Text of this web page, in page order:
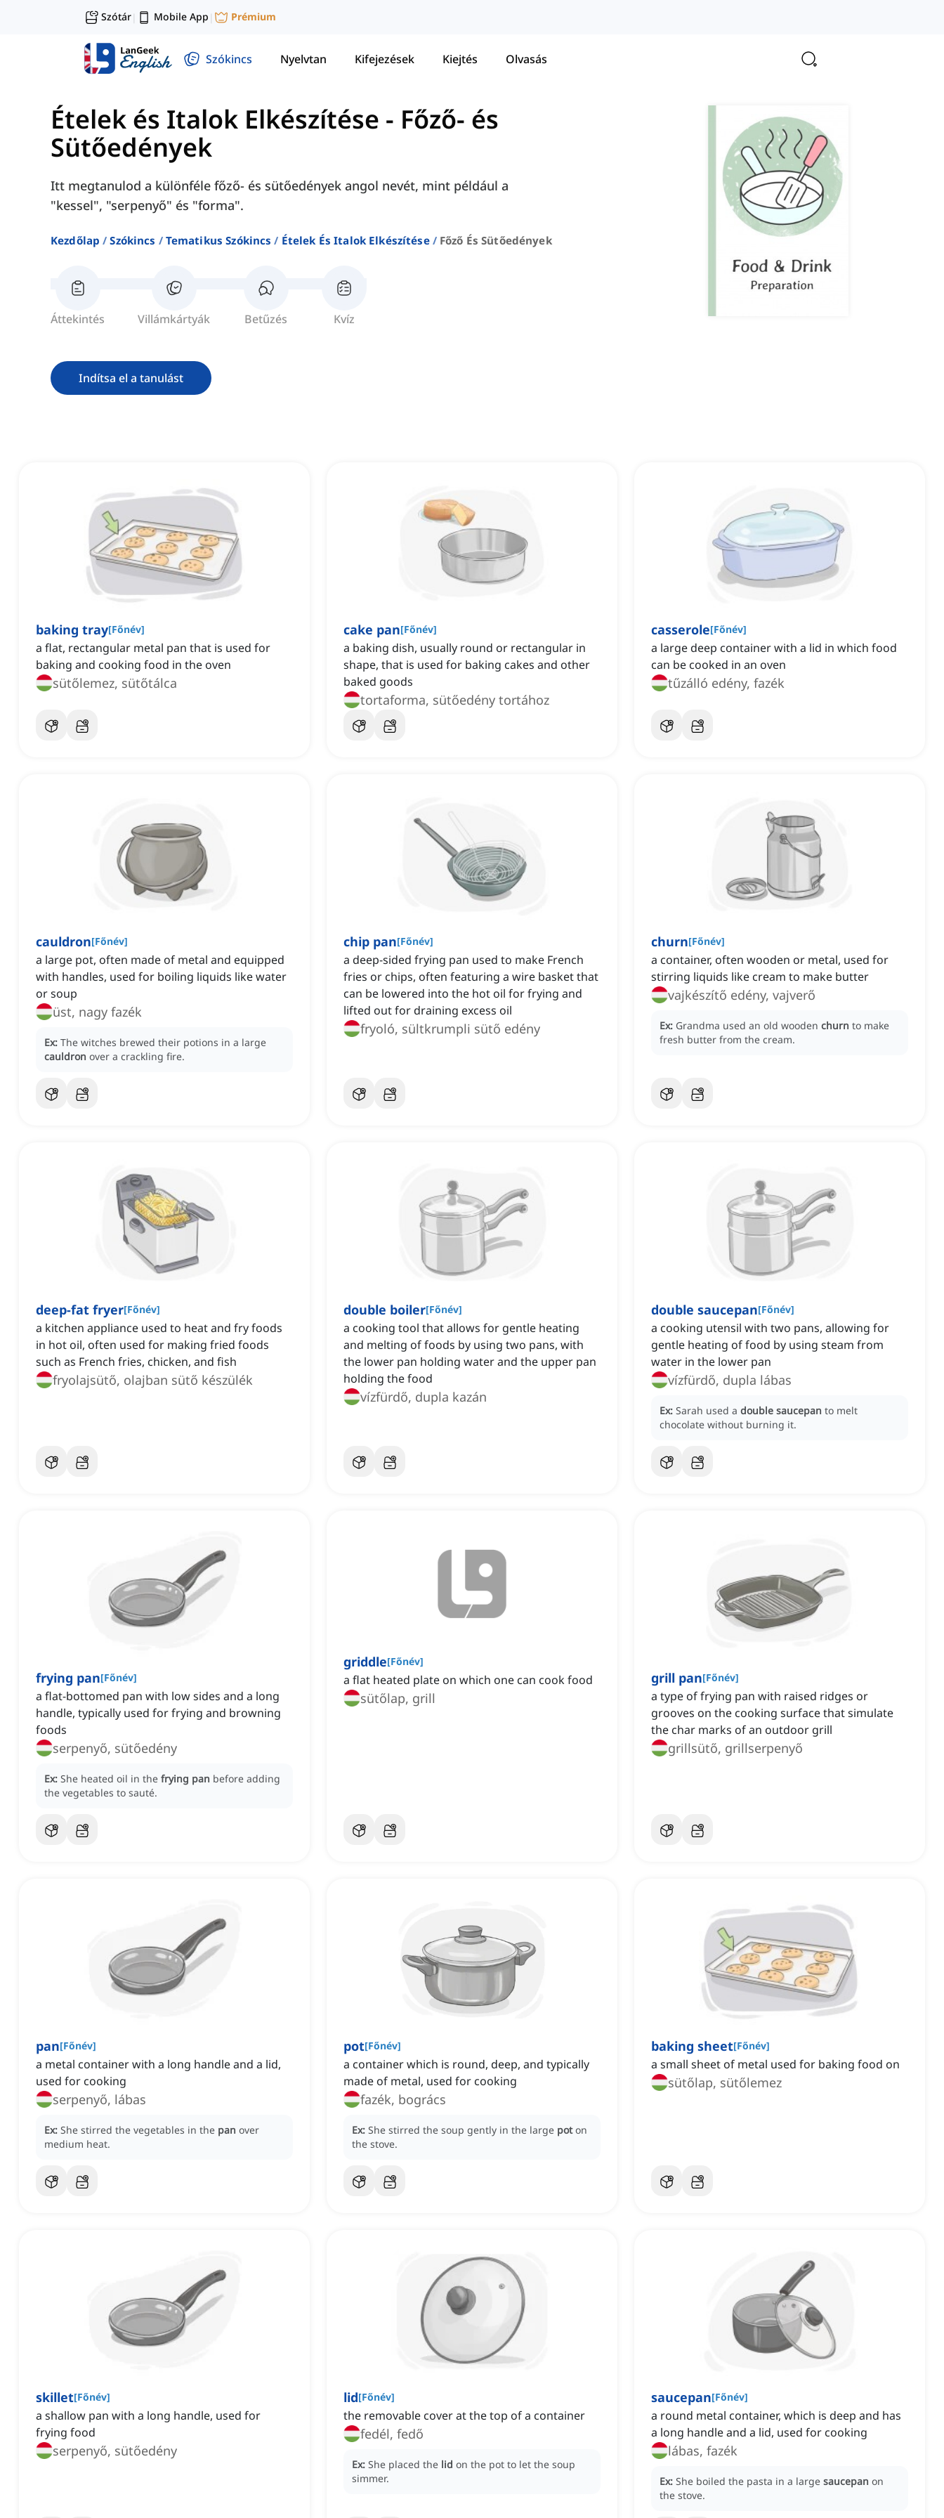
Szótár| Mobile App | Prémium
Szókincs Nyelvtan Kifejezések Kiejtés Olvasás
Ételek és Italok Elkészítése - Főző- és
Sütőedények
Itt megtanulod a különféle főző- és sütőedények angol nevét, mint például a
"kessel", "serpenyő" és "forma".
Kezdőlap Szókincs Tematikus Szókincs Ételek És Italok Elkészítése Főző És Sütőedények
Áttekintés Villámkártyák Betűzés Kvíz
Indítsa el a tanulást
baking tray[Főnév]
a flat, rectangular metal pan that is used for
baking and cooking food in the oven
sütőlemez, sütőtálca
cake pan[Főnév]
a baking dish, usually round or rectangular in
shape, that is used for baking cakes and other
baked goods
tortaforma, sütőedény tortához
casserole[Főnév]
a large deep container with a lid in which food
can be cooked in an oven
tűzálló edény, fazék
cauldron[Főnév]
a large pot, often made of metal and equipped
with handles, used for boiling liquids like water
or soup
üst, nagy fazék
Ex: The witches brewed their potions in a large
cauldron over a crackling fire.
chip pan[Főnév]
a deep-sided frying pan used to make French
fries or chips, often featuring a wire basket that
can be lowered into the hot oil for frying and
lifted out for draining excess oil
fryoló, sültkrumpli sütő edény
churn[Főnév]
a container, often wooden or metal, used for
stirring liquids like cream to make butter
vajkészítő edény, vajverő
Ex: Grandma used an old wooden churn to make
fresh butter from the cream.
deep-fat fryer[Főnév]
a kitchen appliance used to heat and fry foods
in hot oil, often used for making fried foods
such as French fries, chicken, and fish
fryolajsütő, olajban sütő készülék
double boiler[Főnév]
a cooking tool that allows for gentle heating
and melting of foods by using two pans, with
the lower pan holding water and the upper pan
holding the food
vízfürdő, dupla kazán
double saucepan[Főnév]
a cooking utensil with two pans, allowing for
gentle heating of food by using steam from
water in the lower pan
vízfürdő, dupla lábas
Ex: Sarah used a double saucepan to melt
chocolate without burning it.
frying pan[Főnév]
a flat-bottomed pan with low sides and a long
handle, typically used for frying and browning
foods
serpenyő, sütőedény
Ex: She heated oil in the frying pan before adding
the vegetables to sauté.
griddle[Főnév]
a flat heated plate on which one can cook food
sütőlap, grill
grill pan[Főnév]
a type of frying pan with raised ridges or
grooves on the cooking surface that simulate
the char marks of an outdoor grill
grillsütő, grillserpenyő
pan[Főnév]
a metal container with a long handle and a lid,
used for cooking
serpenyő, lábas
Ex: She stirred the vegetables in the pan over
medium heat.
pot[Főnév]
a container which is round, deep, and typically
made of metal, used for cooking
fazék, bogrács
Ex: She stirred the soup gently in the large pot on
the stove.
baking sheet[Főnév]
a small sheet of metal used for baking food on
sütőlap, sütőlemez
skillet[Főnév]
a shallow pan with a long handle, used for
frying food
serpenyő, sütőedény
lid[Főnév]
the removable cover at the top of a container
fedél, fedő
Ex: She placed the lid on the pot to let the soup
simmer.
saucepan[Főnév]
a round metal container, which is deep and has
a long handle and a lid, used for cooking
lábas, fazék
Ex: She boiled the pasta in a large saucepan on
the stove.